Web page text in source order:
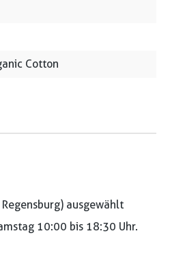
Cotton
ausgewählt
10:00 bis 18:30 Uhr.